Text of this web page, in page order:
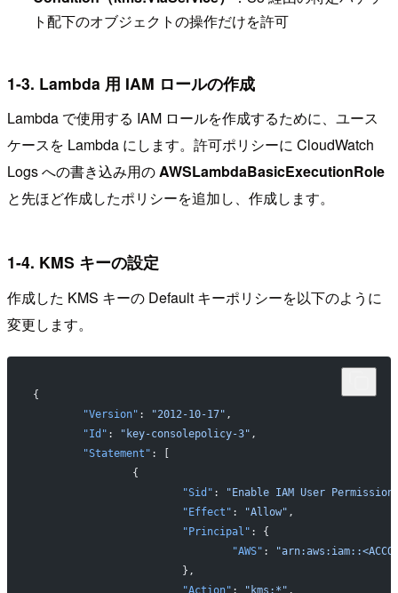
ト配下のオブジェクトの操作だけを許可
1-3. Lambda 用 IAM ロールの作成
Lambda で使用する IAM ロールを作成するために、ユース
ケースを Lambda にします。許可ポリシーに CloudWatch
Logs への書き込み用のAWSLambdaBasicExecutionRole
と先ほど作成したポリシーを追加し、作成します。
1-4. KMS キーの設定
作成した KMS キーの Default キーポリシーを以下のように
変更します。
{
	"Version"
: "2012-10-17" ,
	"Id"
: "key-consolepolicy-3" ,
	"Statement"
: [
		{
			"Sid"
:
"Enable IAM User
			"Effect"
: "Allow" ,
			"Principal"
: {
				"AWS"
:
			},
			"Action"
: "kms:*" ,